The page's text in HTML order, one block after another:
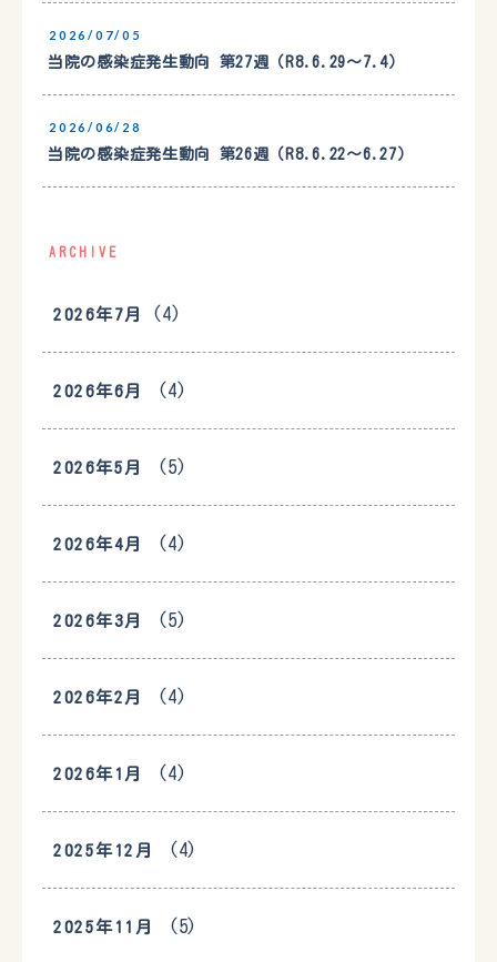
2026/07/05
当院の感染症発生動向 第27週（R8.6.29〜7.4）
2026/06/28
当院の感染症発生動向 第26週（R8.6.22〜6.27）
ARCHIVE
2026年7月 (4)
2026年6月 (4)
2026年5月 (5)
2026年4月 (4)
2026年3月 (5)
2026年2月 (4)
2026年1月 (4)
2025年12月 (4)
2025年11月 (5)